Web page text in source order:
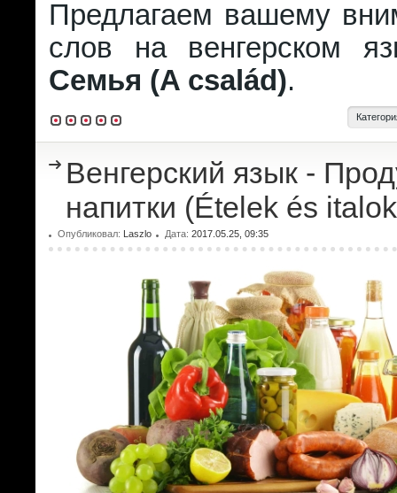
Предлагаем вашему
слов на венгерском
Семья (A család).
Венгерский язык -
напитки (Ételek és
Опубликовал: Laszlo Дата: 2017.05.25, 09:35